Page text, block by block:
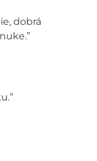
dobrá